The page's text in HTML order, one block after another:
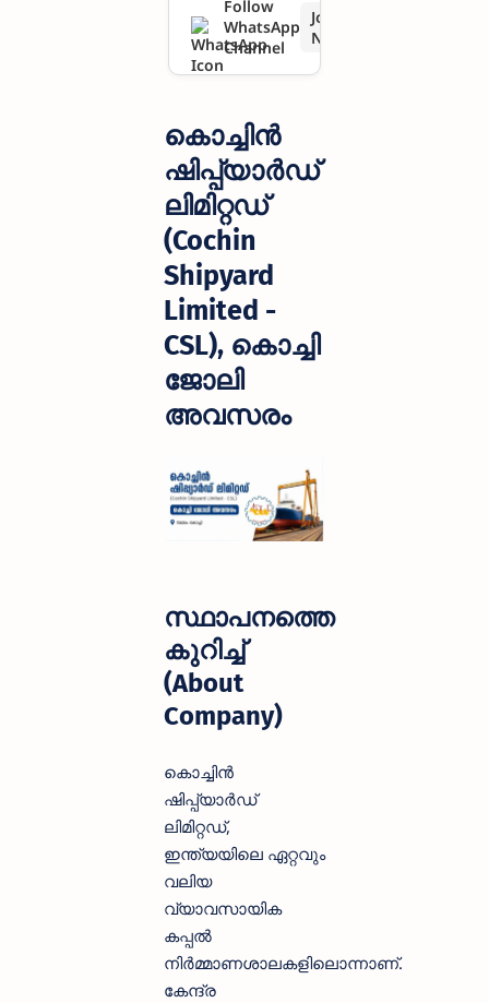
CSL),
കൊച്ചി
ജോലി
അവസരം
Follow
WhatsApp
Channel
Join
Now
കൊച്ചിൻ
ഷിപ്പ്യാർഡ്
ലിമിറ്റഡ്
(Cochin
Shipyard
Limited -
CSL), കൊച്ചി
ജോലി
അവസരം
സ്ഥാപനത്തെ
കുറിച്ച്
(About
Company)
കൊച്ചിൻ
ഷിപ്പ്യാർഡ്
ലിമിറ്റഡ്,
ഇന്ത്യയിലെ ഏറ്റവും
വലിയ
വ്യാവസായിക
കപ്പൽ
നിർമ്മാണശാലകളിലൊന്നാണ്.
കേന്ദ്ര